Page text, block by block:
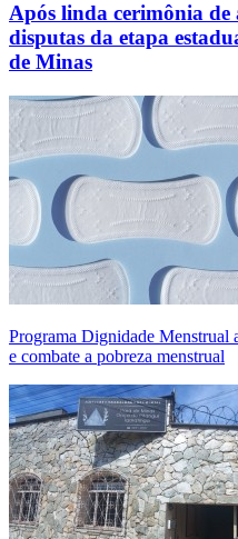
Após linda cerimônia de
disputas da etapa
de Minas
Programa Dignidade Menstrual
e combate a pobreza menstrual